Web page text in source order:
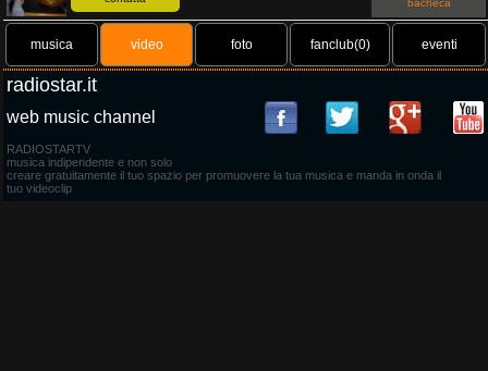
bacheca
musica video foto fanclub(0) eventi
radiostar.it
web music channel
RADIOSTARTV
musica indipendente e non solo
creare gratuitamente il tuo spazio per promuovere la tua musica e manda in onda il
tuo videoclip